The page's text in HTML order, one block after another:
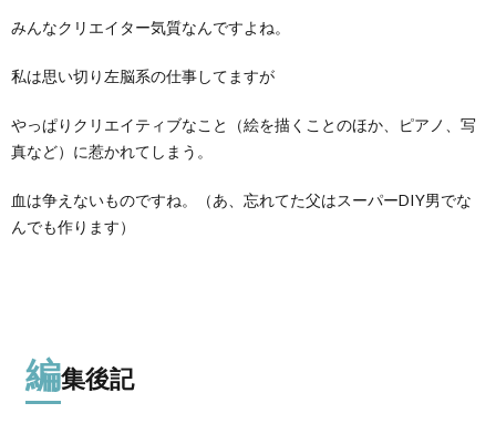
みんなクリエイター気質なんですよね。
私は思い切り左脳系の仕事してますが
やっぱりクリエイティブなこと（絵を描くことのほか、ピアノ、写
真など）に惹かれてしまう。
血は争えないものですね。（あ、忘れてた父はスーパーDIY男でな
んでも作ります）
編集後記